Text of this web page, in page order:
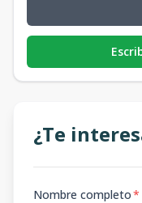
¿Te
Nombre completo*